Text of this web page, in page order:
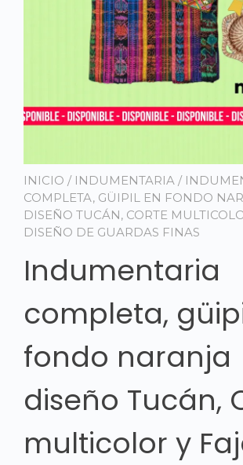
INICIO / INDUMENTARIA /
COMPLETA, GÜIPIL EN FONDO
DISEÑO TUCÁN, CORTE
DISEÑO DE GUARDAS FINAS
Indumentaria
completa,
fondo naranja
diseño Tucán,
multicolor y